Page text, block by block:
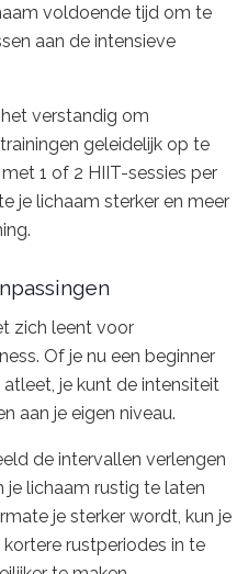
voldoende tijd om te
aan de intensieve
verstandig om
geleidelijk op te
1 of 2 HIIT-sessies per
je lichaam sterker en meer
zich leent voor
Of je nu een beginner
je kunt de intensiteit
aan je eigen niveau.
de intervallen verlengen
lichaam rustig te laten
je sterker wordt, kun je
rustperiodes in te